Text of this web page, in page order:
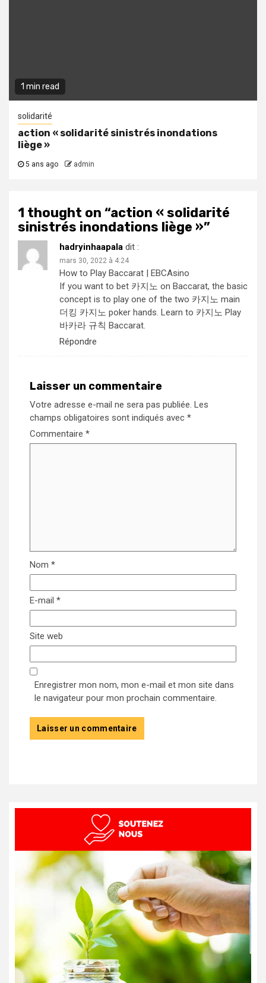
1 min read
solidarité
action « solidarité sinistrés inondations
liège »
5 ans ago admin
1 thought on “action « solidarité
sinistrés inondations liège »”
hadryinhaapala dit :
mars 30, 2022 à 4:24
How to Play Baccarat | EBCAsino
If you want to bet 카지노 on Baccarat, the basic
concept is to play one of the two 카지노 main
더킹 카지노 poker hands. Learn to 카지노 Play
바카라 규칙 Baccarat.
Répondre
Laisser un commentaire
Votre adresse e-mail ne sera pas publiée. Les
champs obligatoires sont indiqués avec *
Commentaire *
Nom *
E-mail *
Site web
Enregistrer mon nom, mon e-mail et mon site dans
le navigateur pour mon prochain commentaire.